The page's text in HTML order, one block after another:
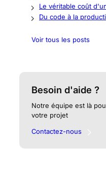
Le véritable coût
Du code à la
Voir tous les posts
Besoin d'aide ?
Notre équipe est là
votre projet
Contactez-nous